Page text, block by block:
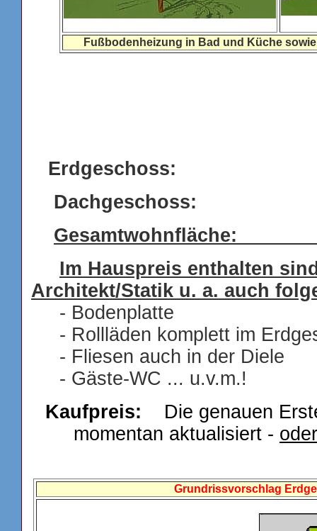
Fußbodenheizung in Bad und Küche
Erdgeschoss: 83
Dachgeschoss:
Gesamtwohnfläche:
Im Hauspreis enthalten
Architekt/Statik u. a. auch
- Bodenplatte
- Rollläden komplett im
- Fliesen auch in der Diele
- Gäste-WC ... u.v.m.!
Kaufpreis: Die genauen
momentan aktualisiert - oder
Grundrissvorschlag